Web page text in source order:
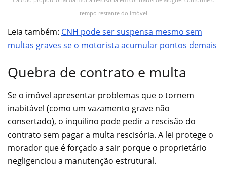
tempo restante do imóvel
Leia também: CNH pode ser suspensa mesmo sem
multas graves se o motorista acumular pontos demais
Quebra de contrato e multa
Se o imóvel apresentar problemas que o tornem
inabitável (como um vazamento grave não
consertado), o inquilino pode pedir a rescisão do
contrato sem pagar a multa rescisória. A lei protege o
morador que é forçado a sair porque o proprietário
negligenciou a manutenção estrutural.